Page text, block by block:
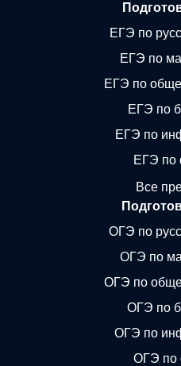
ЕГЭ по
ЕГЭ по
ЕГЭ по
ЕГЭ по
ЕГЭ по
ЕГЭ по
Все
ОГЭ по
ОГЭ по
ОГЭ по
ОГЭ по
ОГЭ по
ОГЭ по